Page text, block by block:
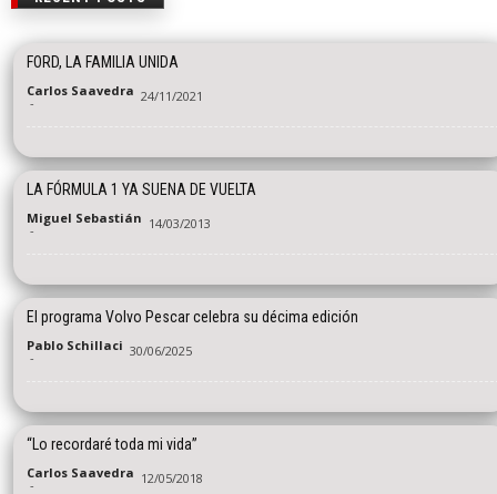
FORD, LA FAMILIA UNIDA
Carlos Saavedra
- 24/11/2021
LA FÓRMULA 1 YA SUENA DE VUELTA
Miguel Sebastián
- 14/03/2013
El programa Volvo Pescar celebra su décima edición
Pablo Schillaci
- 30/06/2025
“Lo recordaré toda mi vida”
Carlos Saavedra
- 12/05/2018